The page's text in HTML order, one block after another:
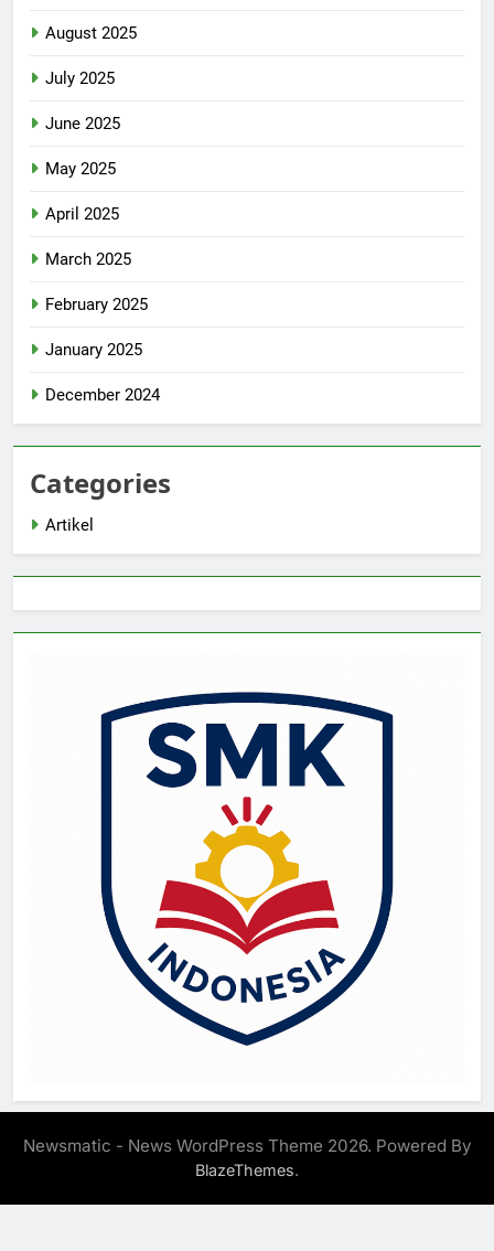
August 2025
July 2025
June 2025
May 2025
April 2025
March 2025
February 2025
January 2025
December 2024
Categories
Artikel
Newsmatic - News WordPress Theme 2026. Powered By
BlazeThemes.